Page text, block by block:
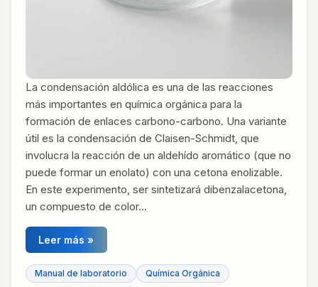
La condensación aldólica es una de las reacciones
más importantes en química orgánica para la
formación de enlaces carbono-carbono. Una variante
útil es la condensación de Claisen-Schmidt, que
involucra la reacción de un aldehído aromático (que no
puede formar un enolato) con una cetona enolizable.
En este experimento, ser sintetizará dibenzalacetona,
un compuesto de color…
Leer más »
Manual de laboratorio Química Orgánica